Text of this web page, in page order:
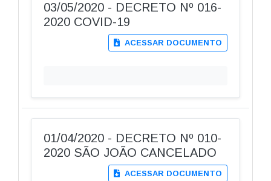
03/05/2020 - DECRETO Nº 016-
2020 COVID-19
ACESSAR DOCUMENTO
01/04/2020 - DECRETO Nº 010-
2020 SÃO JOÃO CANCELADO
ACESSAR DOCUMENTO